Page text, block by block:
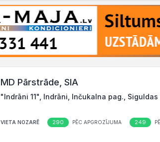
MD Pārstrāde, SIA
"Indrāni 11", Indrāni, Inčukalna pag., Siguldas
VIETA NOZARĒ 290 PĒC APGROZĪJUMA 249